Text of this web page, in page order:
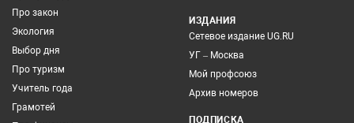
Про закон
Экология
Выбор дня
Про туризм
Учитель года
Грамотей
ИЗДАНИЯ
Сетевое издание UG.RU
УГ – Москва
Мой профсоюз
Архив номеров
ПОДПИСКА